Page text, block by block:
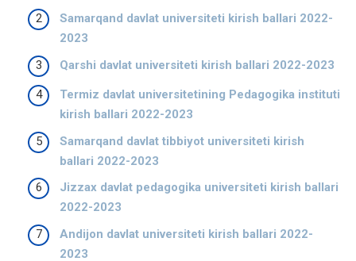
Samarqand davlat universiteti kirish ballari 2022-
2023
Qarshi davlat universiteti kirish ballari 2022-2023
Termiz davlat universitetining Pedagogika instituti
kirish ballari 2022-2023
Samarqand davlat tibbiyot universiteti kirish
ballari 2022-2023
Jizzax davlat pedagogika universiteti kirish ballari
2022-2023
Andijon davlat universiteti kirish ballari 2022-
2023